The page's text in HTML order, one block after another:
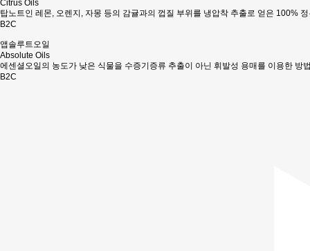
Citrus Oils
탑노트인 레몬, 오렌지, 자몽 등의 감귤과의 껍질 부위를 냉압착 추출로 얻은 100%
B2C
앱솔루트오일
Absolute Oils
에센셜오일의 농도가 낮은 식물을 수증기증류 추출이 아닌 휘발성 용매를 이용한 방
B2C